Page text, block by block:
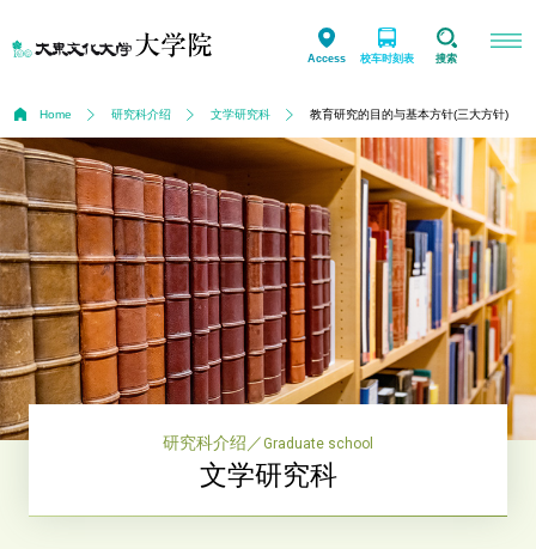
Access 校车时刻表 搜索
Home 研究科介绍 文学研究科 教育研究的目的与基本方针(三大方针)
研究科介绍／Graduate school
文学研究科